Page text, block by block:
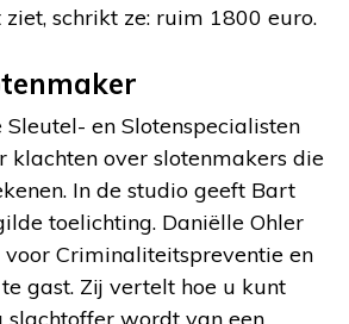
schrikt ze: ruim 1800 euro.
en Slotenspecialisten
klachten over slotenmakers die
In de studio geeft Bart
toelichting. Daniëlle Ohler
Criminaliteitspreventie en
gast. Zij vertelt hoe u kunt
slachtoffer wordt van een